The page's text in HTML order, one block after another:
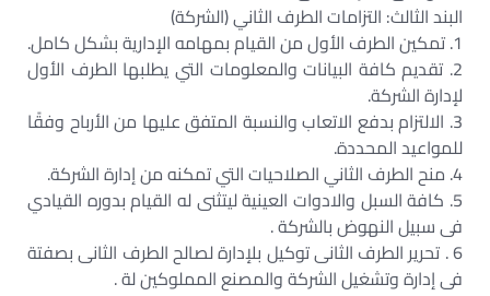
البند الثالث: التزامات الطرف الثاني (الشركة)
1. تمكين الطرف الأول من القيام بمهامه الإدارية بشكل كامل.
2. تقديم كافة البيانات والمعلومات التي يطلبها الطرف الأول
لإدارة الشركة.
3. الالتزام بدفع الاتعاب والنسبة المتفق عليها من الأرباح وفقًا
للمواعيد المحددة.
4. منح الطرف الثاني الصلاحيات التي تمكنه من إدارة الشركة.
5. كافة السبل والادوات العينية ليتثنى له القيام بدوره القيادي
فى سبيل النهوض بالشركة .
6 . تحرير الطرف الثانى توكيل بلإدارة لصالح الطرف الثانى بصفتة
فى إدارة وتشغيل الشركة والمصنع المملوكين لة .